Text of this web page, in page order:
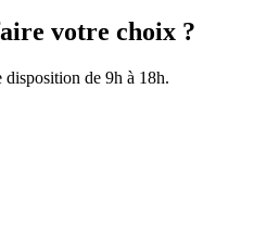
votre choix ?
disposition de 9h à 18h.